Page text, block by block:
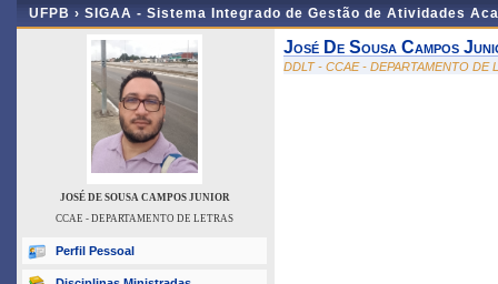
UFPB › SIGAA - Sistema Integrado de Gestão de Atividades
JOSÉ DE SOUSA CAMPOS JUNIOR
CCAE - DEPARTAMENTO DE LETRAS
Perfil Pessoal
José De Sousa Campos
DDLT - CCAE - DEPARTAMENTO DE